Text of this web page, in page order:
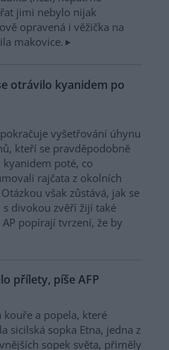
jimi nebylo nijak
opravená i věžička na
makovice.
otrávilo kyanidem po
vyšetřování úhynu
kteří se pravděpodobně
poté, co
rajčata z okolních
však zůstává, jak se
divokou zvěří žijí také
popírají tvrzení, že by
přílety, píše AFP
kouře a popela, které
sicilská sopka Etna, jedna z
sopek světa, přiměly